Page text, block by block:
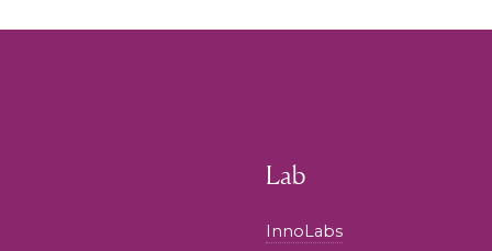
Lab
InnoLabs